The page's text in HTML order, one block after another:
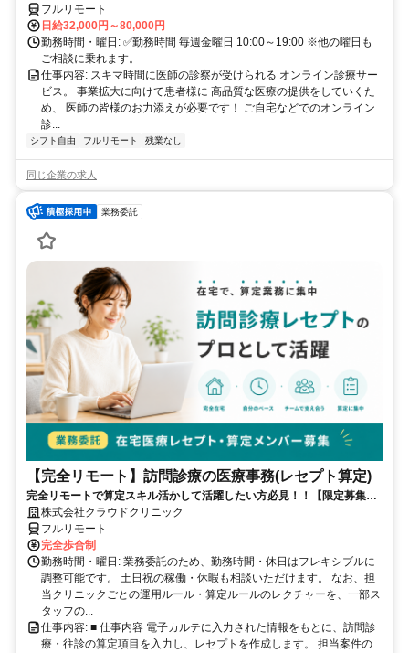
フルリモート
日給32,000円～80,000円
勤務時間・曜日: ✅勤務時間 毎週金曜日 10:00～19:00 ※他の曜日も
ご相談に乗れます。
仕事内容: スキマ時間に医師の診察が受けられる オンライン診療サー
ビス。 事業拡大に向けて患者様に 高品質な医療の提供をしていくた
め、 医師の皆様のお力添えが必要です！ ご自宅などでのオンライン
診...
シフト自由 フルリモート 残業なし
同じ企業の求人
業務委託
【完全リモート】訪問診療の医療事務(レセプト算定)
完全リモートで算定スキル活かして活躍したい方必見！！【限定募集】
完全リモート｜在宅医療レセプト算定（成果報酬型／業務委託）
株式会社クラウドクリニック
フルリモート
完全歩合制
勤務時間・曜日: 業務委託のため、勤務時間・休日はフレキシブルに
調整可能です。 土日祝の稼働・休暇も相談いただけます。 なお、担
当クリニックごとの運用ルール・算定ルールのレクチャーを、一部ス
タッフの...
仕事内容: ■ 仕事内容 電子カルテに入力された情報をもとに、訪問診
療・往診の算定項目を入力し、レセプトを作成します。 担当案件の